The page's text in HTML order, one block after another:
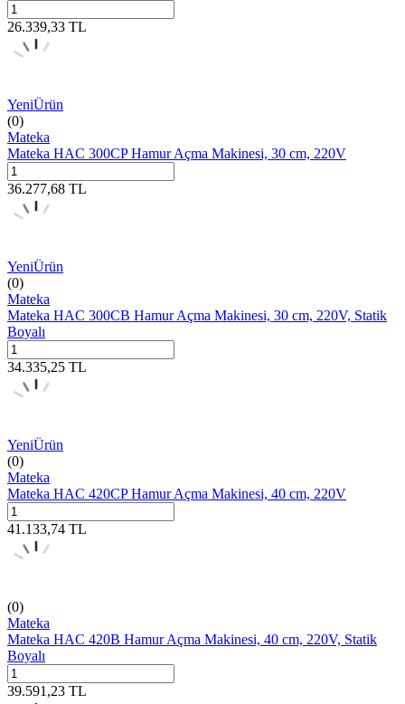
26.339,33 TL
YeniÜrün
(0)
Mateka
Mateka HAC 300CP Hamur Açma Makinesi, 30 cm, 220V
36.277,68 TL
YeniÜrün
(0)
Mateka
Mateka HAC 300CB Hamur Açma Makinesi, 30 cm, 220V, Statik
Boyalı
34.335,25 TL
YeniÜrün
(0)
Mateka
Mateka HAC 420CP Hamur Açma Makinesi, 40 cm, 220V
41.133,74 TL
(0)
Mateka
Mateka HAC 420B Hamur Açma Makinesi, 40 cm, 220V, Statik
Boyalı
39.591,23 TL